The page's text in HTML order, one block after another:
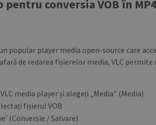
conversia VOB în
popular player media open-source care
afară de redarea fișierelor media, VLC
media player și alegeți „Media” (Media)
fișierul VOB
(Conversie / Salvare)